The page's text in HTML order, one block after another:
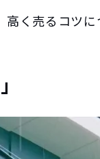
く売るコツ